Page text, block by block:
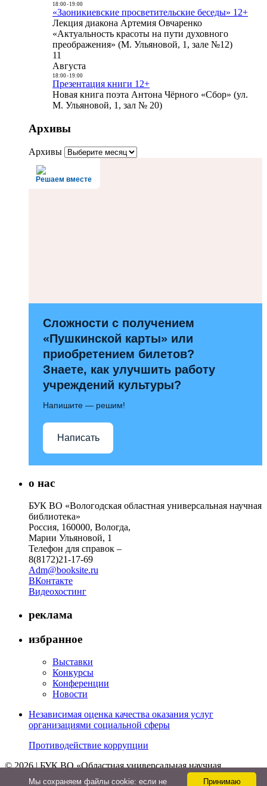
18:00- 19:00
«Заоникиевские просветительские беседы» 12+
Лекция диакона Артемия Овчаренко
«Актуальность красоты на пути духовного
преображения» (М. Ульяновой, 1, зале №12)
11
Августа
18:00- 19:00
Презентация книги 12+
Новая книга поэта Антона Чёрного «Сбор» (ул.
М. Ульяновой, 1, зал № 20)
Архивы
Архивы
Решаем вместе
Сложности с получением
«Пушкинской карты» или
приобретением билетов?
Знаете, как улучшить работу
учреждений культуры?
Напишите — решим!
Написать
о нас
БУК ВО «Вологодская областная универсальная научная
библиотека»
Россия, 160000, Вологда,
Марии Ульяновой, 1
Телефон для справок –
8(8172)21-17-69
Adm@booksite.ru
ВКонтакте
Видеохостинг
реклама
избранное
Выставки
Конкурсы
Конференции
Новости
Независимая оценка качества оказания услуг
организациями социальной сферы
Противодействие коррупции
© 2026 | БУК ВО «Областная универсальная научная
библиотека»
Принимаю
Мы cохраняем файлы cookie: если не